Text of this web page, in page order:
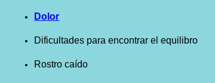
Dolor
Dificultades para encontrar el equilibro
Rostro caído